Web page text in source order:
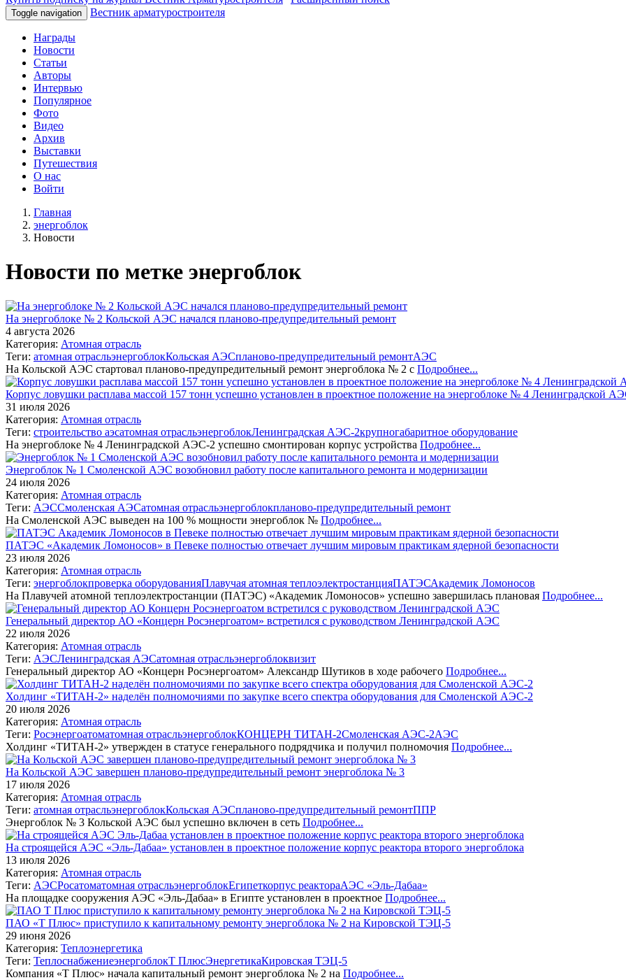
Toggle navigation Вестник арматуростроителя
Награды
Новости
Статьи
Авторы
Интервью
Популярное
Фото
Видео
Архив
Выставки
Путешествия
О нас
Войти
Главная
энергоблок
Новости
Новости по метке энергоблок
На энергоблоке № 2 Кольской АЭС начался планово-предупредительный ремонт
4 августа 2026
Категория: Атомная отрасль
Теги: атомная отрасльэнергоблокКольская АЭСпланово-предупредительный ремонтАЭС
На Кольской АЭС стартовал планово-предупредительный ремонт энергоблока № 2 с Подробнее...
Корпус ловушки расплава массой 157 тонн успешно установлен в проектное положение на энергоблоке № 4 Ленинградской
31 июля 2026
Категория: Атомная отрасль
Теги: строительство аэсатомная отрасльэнергоблокЛенинградская АЭС-2крупногабаритное оборудование
На энергоблоке № 4 Ленинградской АЭС-2 успешно смонтирован корпус устройства Подробнее...
Энергоблок № 1 Смоленской АЭС возобновил работу после капитального ремонта и модернизации
24 июля 2026
Категория: Атомная отрасль
Теги: АЭССмоленская АЭСатомная отрасльэнергоблокпланово-предупредительный ремонт
На Смоленской АЭС выведен на 100 % мощности энергоблок № Подробнее...
ПАТЭС «Академик Ломоносов» в Певеке полностью отвечает лучшим мировым практикам ядерной безопасности
23 июля 2026
Категория: Атомная отрасль
Теги: энергоблокпроверка оборудованияПлавучая атомная теплоэлектростанцияПАТЭСАкадемик Ломоносов
На Плавучей атомной теплоэлектростанции (ПАТЭС) «Академик Ломоносов» успешно завершилась плановая Подробнее...
Генеральный директор АО «Концерн Росэнергоатом» встретился с руководством Ленинградской АЭС
22 июля 2026
Категория: Атомная отрасль
Теги: АЭСЛенинградская АЭСатомная отрасльэнергоблоквизит
Генеральный директор АО «Концерн Росэнергоатом» Александр Шутиков в ходе рабочего Подробнее...
Холдинг «ТИТАН-2» наделён полномочиями по закупке всего спектра оборудования для Смоленской АЭС-2
20 июля 2026
Категория: Атомная отрасль
Теги: Росэнергоатоматомная отрасльэнергоблокКОНЦЕРН ТИТАН-2Смоленская АЭС-2АЭС
Холдинг «ТИТАН-2» утвержден в статусе генерального подрядчика и получил полномочия Подробнее...
На Кольской АЭС завершен планово-предупредительный ремонт энергоблока № 3
17 июля 2026
Категория: Атомная отрасль
Теги: атомная отрасльэнергоблокКольская АЭСпланово-предупредительный ремонтППР
Энергоблок № 3 Кольской АЭС был успешно включен в сеть Подробнее...
На строящейся АЭС «Эль-Дабаа» установлен в проектное положение корпус реактора второго энергоблока
13 июля 2026
Категория: Атомная отрасль
Теги: АЭСРосатоматомная отрасльэнергоблокЕгипеткорпус реактораАЭС «Эль-Дабаа»
На площадке сооружения АЭС «Эль-Дабаа» в Египте установлен в проектное Подробнее...
ПАО «Т Плюс» приступило к капитальному ремонту энергоблока № 2 на Кировской ТЭЦ-5
29 июня 2026
Категория: Теплоэнергетика
Теги: ТеплоснабжениеэнергоблокТ ПлюсЭнергетикаКировская ТЭЦ-5
Компания «Т Плюс» начала капитальный ремонт энергоблока № 2 на Подробнее...